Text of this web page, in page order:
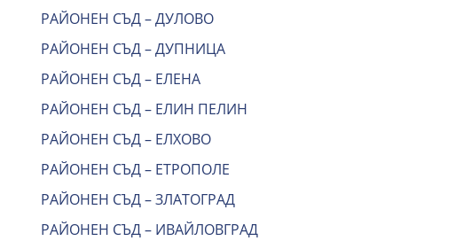
РАЙОНЕН СЪД – ДУЛОВО
РАЙОНЕН СЪД – ДУПНИЦА
РАЙОНЕН СЪД – ЕЛЕНА
РАЙОНЕН СЪД – ЕЛИН ПЕЛИН
РАЙОНЕН СЪД – ЕЛХОВО
РАЙОНЕН СЪД – ЕТРОПОЛЕ
РАЙОНЕН СЪД – ЗЛАТОГРАД
РАЙОНЕН СЪД – ИВАЙЛОВГРАД